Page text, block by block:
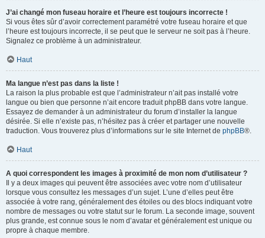
J’ai changé mon fuseau horaire et l’heure est toujours incorrecte !
Si vous êtes sûr d’avoir correctement paramétré votre fuseau horaire et que
l’heure est toujours incorrecte, il se peut que le serveur ne soit pas à l’heure.
Signalez ce problème à un administrateur.
Haut
Ma langue n’est pas dans la liste !
La raison la plus probable est que l’administrateur n’ait pas installé votre
langue ou bien que personne n’ait encore traduit phpBB dans votre langue.
Essayez de demander à un administrateur du forum d’installer la langue
désirée. Si elle n’existe pas, n’hésitez pas à créer et partager une nouvelle
traduction. Vous trouverez plus d’informations sur le site Internet de phpBB®.
Haut
A quoi correspondent les images à proximité de mon nom d’utilisateur ?
Il y a deux images qui peuvent être associées avec votre nom d’utilisateur
lorsque vous consultez les messages d’un sujet. L’une d’elles peut être
associée à votre rang, généralement des étoiles ou des blocs indiquant votre
nombre de messages ou votre statut sur le forum. La seconde image, souvent
plus grande, est connue sous le nom d’avatar et généralement est unique ou
propre à chaque membre.